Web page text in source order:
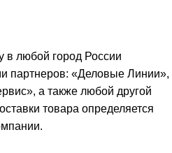
в любой город России
партнеров: «Деловые Линии»,
», а также любой другой
товара определяется